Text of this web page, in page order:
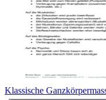
Klassische